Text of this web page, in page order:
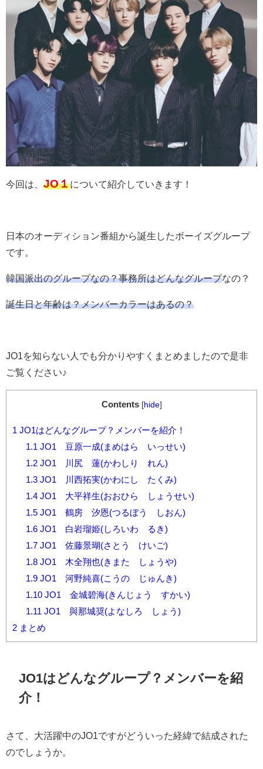
今回は、 JO１について紹介していきます！
日本のオーディション番組から誕生したボーイズグループ
です。
韓国派出のグループなの？事務所はどんなグループなの？
誕生日と年齢は？メンバーカラーはあるの？
JO1を知らない人でも分かりやすくまとめましたので是非
ご覧ください♪
Contents [hide]
1 JO1はどんなグループ？メンバーを紹介！
1.1 JO1 豆原一成(まめはら いっせい)
1.2JO1 川尻 蓮(かわしり れん)
1.3JO1 川西拓実(かわにし たくみ)
1.4JO1 大平祥生(おおひら しょうせい)
1.5JO1 鶴房 汐恩(つるぼう しおん)
1.6JO1 白岩瑠姫(しろいわ るき)
1.7JO1 佐藤景瑚(さとう けいご)
1.8JO1 木全翔也(きまた しょうや)
1.9JO1 河野純喜(こうの じゅんき)
1.10JO1 金城碧海(きんじょう すかい)
1.11 JO1 與那城奨(よなしろ しょう)
2 まとめ
JO1はどんなグループ？メンバーを紹
介！
さて、大活躍中のJO1ですがどういった経緯で結成された
のでしょうか。